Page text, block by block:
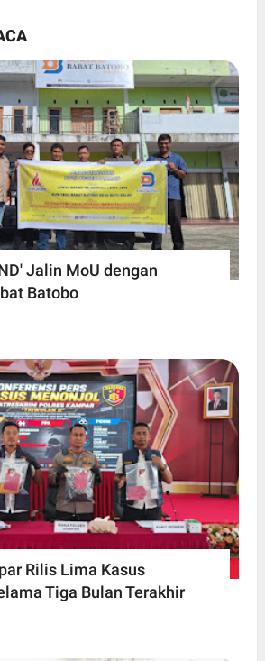
Jalin MoU dengan
Batobo
Rilis Lima Kasus
Tiga Bulan Terakhir